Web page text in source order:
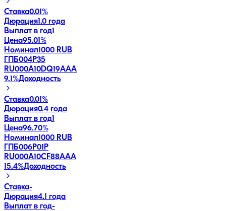
Ставка0.01%
Дюрация1.0 года
Выплат в год1
Цена95.01%
Номинал1000 RUB
ГПБ004Р35
RU000A10DQ19AAA
9.1%Доходность
Ставка0.01%
Дюрация0.4 года
Выплат в год1
Цена96.70%
Номинал1000 RUB
ГПБ006Р01P
RU000A10CF88AAA
15.4%Доходность
Ставка-
Дюрация4.1 года
Выплат в год-